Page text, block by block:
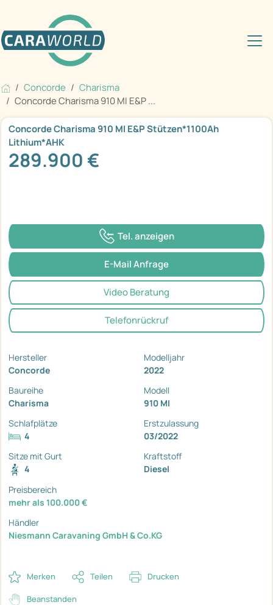
Concorde
Charisma
Concorde Charisma 910 MI E&P ...
Concorde Charisma 910 MI E&P Stützen*1100Ah
Lithium*AHK
289.900 €
Tel. anzeigen
E-Mail Anfrage
Video Beratung
Telefonrückruf
Hersteller
Concorde
Modelljahr
2022
Baureihe
Charisma
Modell
910 MI
Schlafplätze
4
Erstzulassung
03/2022
Sitze mit Gurt
4
Kraftstoff
Diesel
Preisbereich
mehr als 100.000 €
Händler
Niesmann Caravaning GmbH & Co.KG
Merken Teilen Drucken
Beanstanden